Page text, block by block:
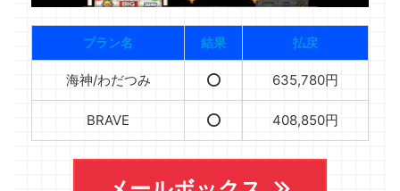
プラン名 結果 払戻
海神/わだつみ ⭕️ 635,780円
BRAVE ⭕️ 408,850円